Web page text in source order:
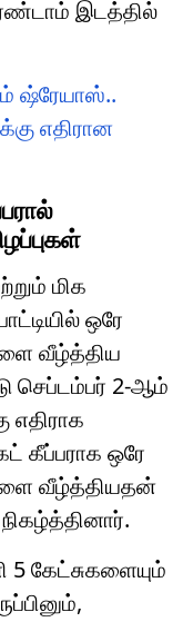
இடத்தில்
ஷ்ரேயாஸ்..
எதிரான
மிக
ஒரே
வீழ்த்திய
செப்டம்பர் 2-ஆம்
எதிராக
கீப்பராக ஒரே
வீழ்த்தியதன்
கேட்சுகளையும்